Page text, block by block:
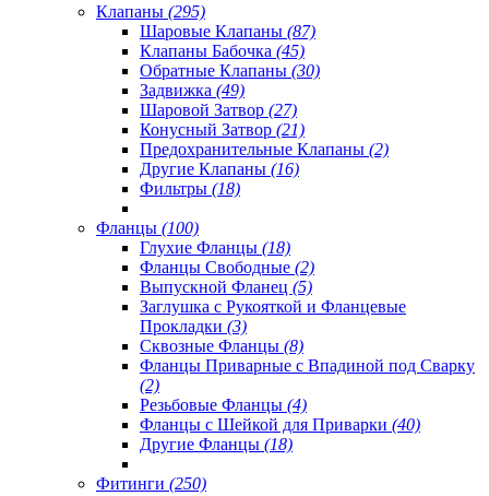
Клапаны (295)
Шаровые Клапаны (87)
Клапаны Бабочка (45)
Обратные Клапаны (30)
Задвижка (49)
Шаровой Затвор (27)
Конусный Затвор (21)
Предохранительные Клапаны (2)
Другие Клапаны (16)
Фильтры (18)
Фланцы (100)
Глухие Фланцы (18)
Фланцы Свободные (2)
Выпускной Фланец (5)
Заглушка с Рукояткой и Фланцевые
Прокладки (3)
Сквозные Фланцы (8)
Фланцы Приварные с Впадиной под Сварку
(2)
Резьбовые Фланцы (4)
Фланцы с Шейкой для Приварки (40)
Другие Фланцы (18)
Фитинги (250)